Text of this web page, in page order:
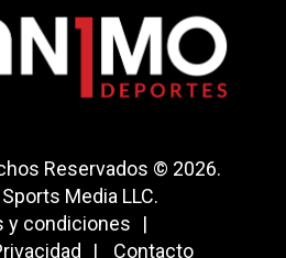
Reservados © 2026.
Media LLC.
y condiciones
Contacto